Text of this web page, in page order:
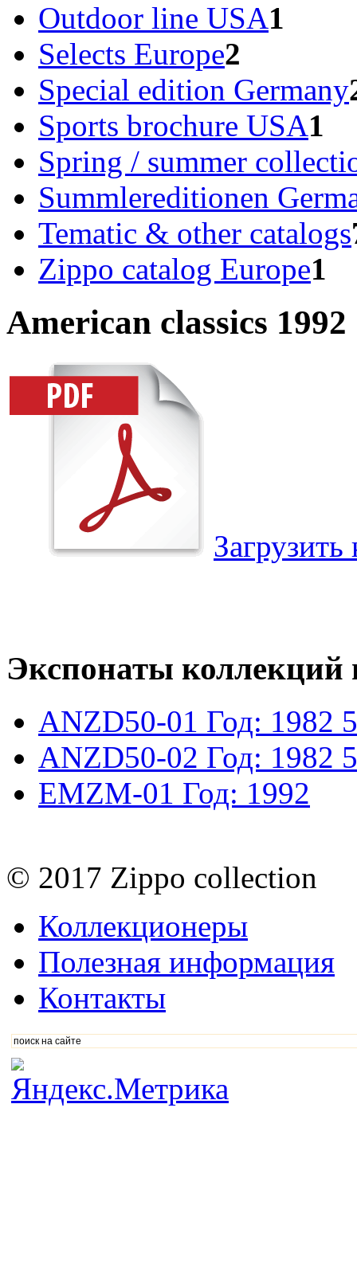
Outdoor line USA1
Selects Europe2
Special edition Germany
Sports brochure USA1
Spring / summer
Summlereditionen
Tematic & other catalogs
Zippo catalog Europe1
American classics 1992
Загрузить
Экспонаты коллекций
ANZD50-01 Год: 1982
ANZD50-02 Год: 1982
EMZM-01 Год: 1992
© 2017 Zippo collection
Коллекционеры
Полезная информация
Контакты